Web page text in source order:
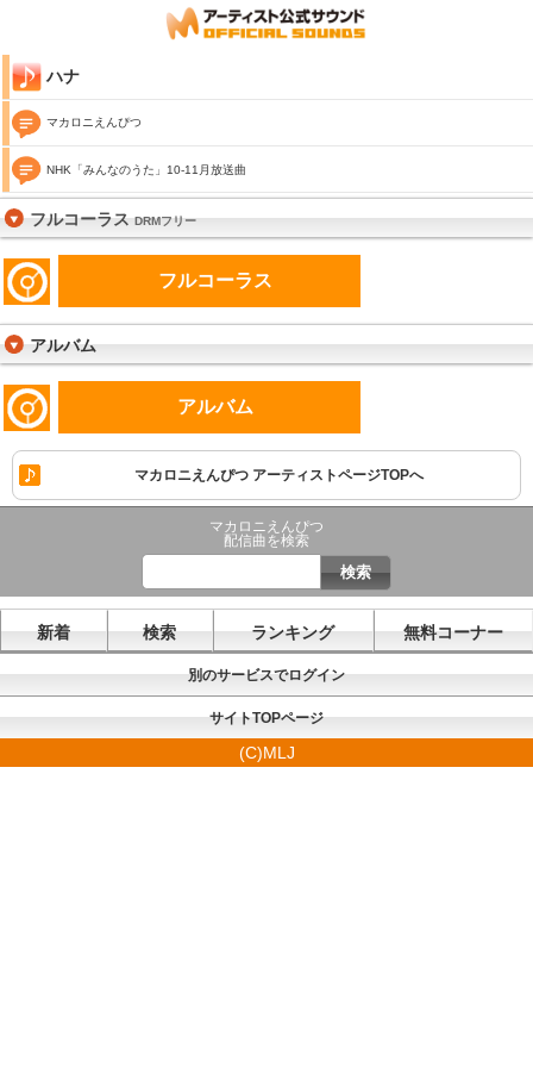
ハナ
マカロニえんぴつ
NHK「みんなのうた」10-11月放送曲
フルコーラスDRMフリー
フルコーラス
アルバム
アルバム
マカロニえんぴつ アーティストページTOPへ
マカロニえんぴつ
配信曲を検索
新着 検索 ランキング 無料コーナー
別のサービスでログイン
サイトTOPページ
(C)MLJ